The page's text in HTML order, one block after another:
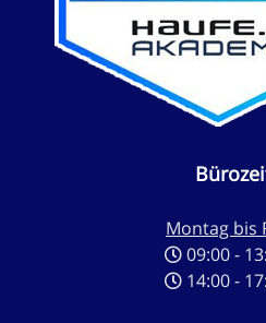
Montag bis
09:00 -
14:00 -